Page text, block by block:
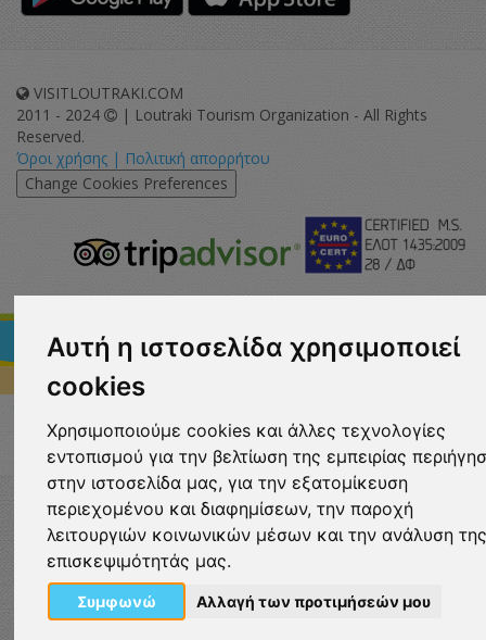
Αυτή η ιστοσελίδα χρησιμοποιεί
cookies
Χρησιμοποιούμε cookies και άλλες τεχνολογίες
εντοπισμού για την βελτίωση της εμπειρίας
στην ιστοσελίδα μας, για την εξατομίκευση
περιεχομένου και διαφημίσεων, την παροχή
λειτουργιών κοινωνικών μέσων και την ανάλυση
επισκεψιμότητάς μας.
Συμφωνώ Αλλαγή των προτιμήσεών μου
VISITLOUTRAKI.COM
2011 - 2024
| Loutraki Tourism Organization - All Rights
Reserved.
Όροι χρήσης | Πολιτική απορρήτου
Change Cookies Preferences
tripadvisor-
213.png
eurocert-
logo.png